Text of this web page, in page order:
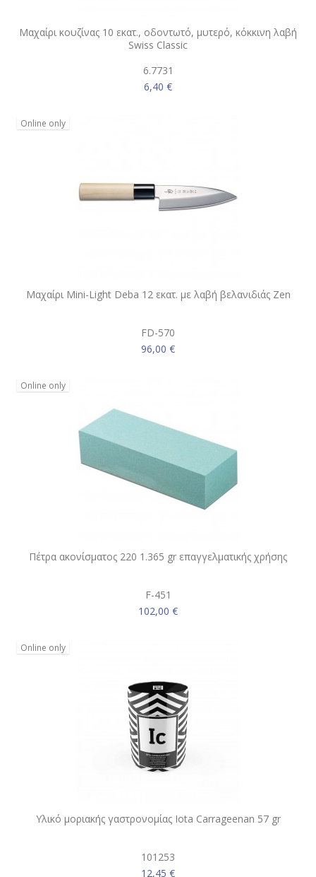
Μαχαίρι κουζίνας 10 εκατ., οδοντωτό, μυτερό, κόκκινη λαβή
Swiss Classic
6.7731
6,40 €
Online only
Μαχαίρι Mini-Light Deba 12 εκατ. με λαβή βελανιδιάς Zen
FD-570
96,00 €
Online only
Πέτρα ακονίσματος 220 1.365 gr επαγγελματικής χρήσης
F-451
102,00 €
Online only
Υλικό μοριακής γαστρονομίας Iota Carrageenan 57 gr
101253
12,45 €